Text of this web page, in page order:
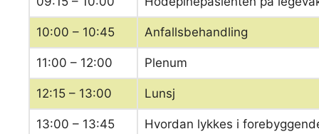
10:00 – 10:45 Anfallsbehandling
11:00 – 12:00 Plenum
12:15 – 13:00 Lunsj
13:00 – 13:45 Hvordan lykkes i